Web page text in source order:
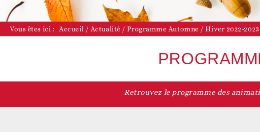
Devenir
Vous êtes ici : Accueil / Actualité /Programme Automne / Hiver 2022-2023
Retrouvez le programme des